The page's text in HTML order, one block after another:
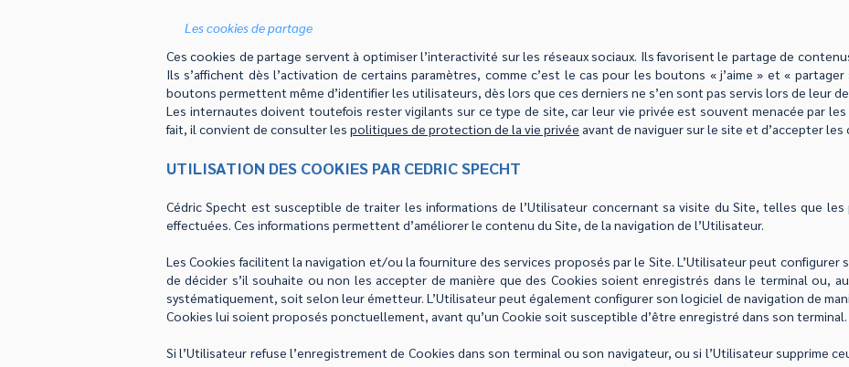
Les cookies de partage
Ces cookies de partage servent à optimiser l’interactivité sur les réseaux sociaux. Ils favorisent le partage de
Ils s’affichent dès l’activation de certains paramètres, comme c’est le cas pour les boutons « j’aime » et «
boutons permettent même d’identifier les utilisateurs, dès lors que ces derniers ne s’en sont pas servis lors de leur
Les internautes doivent toutefois rester vigilants sur ce type de site, car leur vie privée est souvent menacée par les
fait, il convient de consulter les politiques de protection de la vie privée avant de naviguer sur le site et d’accepter les
UTILISATION DES COOKIES PAR CEDRIC SPECHT
Cédric Specht est susceptible de traiter les informations de l’Utilisateur concernant sa visite du Site, telles que
effectuées. Ces informations permettent d’améliorer le contenu du Site, de la navigation de l’Utilisateur.
Les Cookies facilitent la navigation et/ou la fourniture des services proposés par le Site. L’Utilisateur peut configurer
de décider s’il souhaite ou non les accepter de manière que des Cookies soient enregistrés dans le terminal ou,
systématiquement, soit selon leur émetteur. L’Utilisateur peut également configurer son logiciel de navigation de
Cookies lui soient proposés ponctuellement, avant qu’un Cookie soit susceptible d’être enregistré dans son terminal.
Si l’Utilisateur refuse l’enregistrement de Cookies dans son terminal ou son navigateur, ou si l’Utilisateur supprime